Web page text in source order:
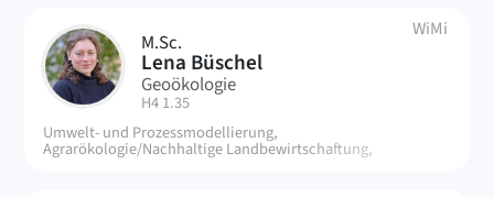
LB M.Sc.
Lena Büschel
WiMi
Geoökologie
| Raum:
H4 1.35
Umwelt- und Prozessmodellierung,
Agrarökologie/Nachhaltige Landbewirtschaftung,
Fernerkundung